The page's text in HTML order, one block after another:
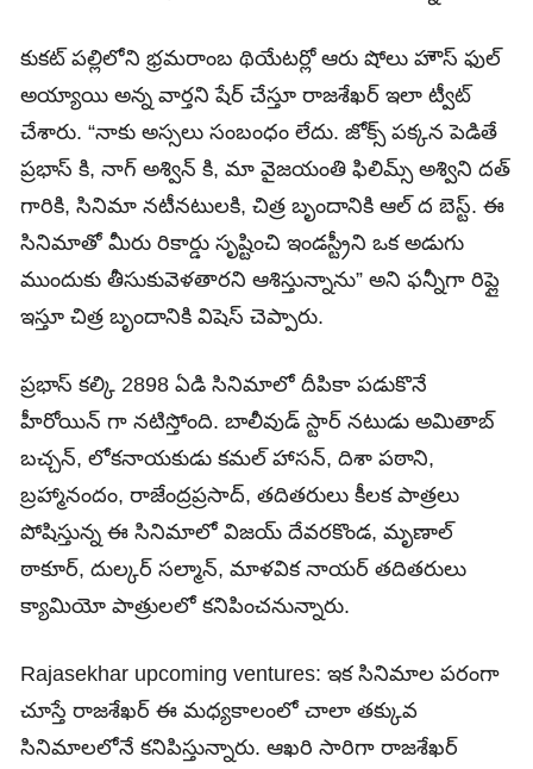
కుకట్ పల్లిలోని భ్రమరాంబ థియేటర్లో ఆరు షోలు హౌస్ ఫుల్
అయ్యాయి అన్న వార్తని షేర్ చేస్తూ రాజశేఖర్ ఇలా ట్వీట్
చేశారు. “నాకు అస్సలు సంబంధం లేదు. జోక్స్ పక్కన పెడితే
ప్రభాస్ కి, నాగ్ అశ్విన్ కి, మా వైజయంతి ఫిలిమ్స్ అశ్విని దత్
గారికి, సినిమా నటీనటులకి, చిత్ర బృందానికి ఆల్ ద బెస్ట్. ఈ
సినిమాతో మీరు రికార్డు సృష్టించి ఇండస్ట్రీని ఒక అడుగు
ముందుకు తీసుకువెళతారని ఆశిస్తున్నాను” అని ఫన్నీగా రిప్లై
ఇస్తూ చిత్ర బృందానికి విషెస్ చెప్పారు.
ప్రభాస్ కల్కి 2898 ఏడి సినిమాలో దీపికా పడుకొనే
హీరోయిన్ గా నటిస్తోంది. బాలీవుడ్ స్టార్ నటుడు అమితాబ్
బచ్చన్, లోకనాయకుడు కమల్ హాసన్, దిశా పఠాని,
బ్రహ్మానందం, రాజేంద్రప్రసాద్, తదితరులు కీలక పాత్రలు
పోషిస్తున్న ఈ సినిమాలో విజయ్ దేవరకొండ, మృణాల్
ఠాకూర్, దుల్కర్ సల్మాన్, మాళవిక నాయర్ తదితరులు
క్యామియో పాత్రులలో కనిపించనున్నారు.
Rajasekhar upcoming ventures: ఇక సినిమాల పరంగా
చూస్తే రాజశేఖర్ ఈ మధ్యకాలంలో చాలా తక్కువ
సినిమాలలోనే కనిపిస్తున్నారు. ఆఖరి సారిగా రాజశేఖర్